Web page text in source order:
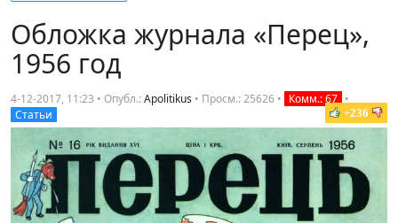
Обложка журнала «Перец»,
1956 год
4-12-2017, 11:23 • Опубл.:Apolitikus • Просм.: 25626 • Комм.: 67 •
Статьи
+236